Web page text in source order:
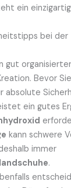
ein
bei der
gut
Bevor Sie
absolute
ein gutes
kann schwere
immer
.